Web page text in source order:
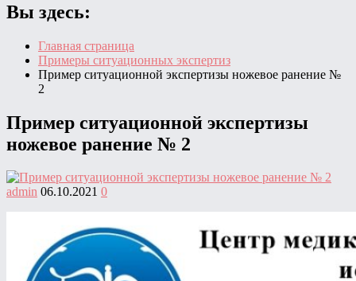
Вы здесь:
Главная страница
Примеры ситуационных экспертиз
Пример ситуационной экспертизы ножевое ранение №
2
Пример ситуационной экспертизы
ножевое ранение № 2
admin 06.10.2021 0